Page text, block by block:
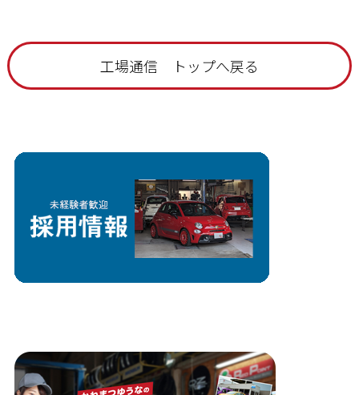
工場通信 トップへ戻る